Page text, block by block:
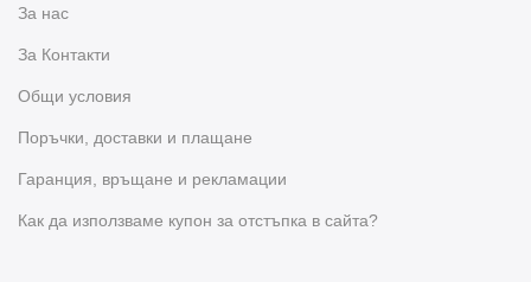
За нас
За Контакти
Общи условия
Поръчки, доставки и плащане
Гаранция, връщане и рекламации
Как да използваме купон за отстъпка в сайта?